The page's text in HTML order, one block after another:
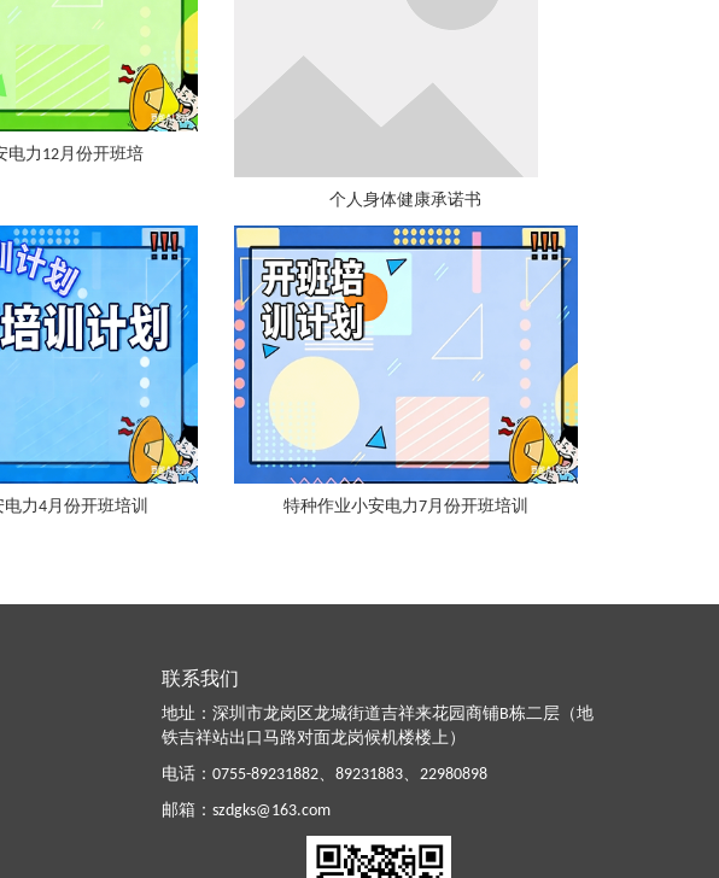
电力12月份开班培
个人身体健康承诺书
力4月份开班培训 特种作业小安电力7月份开班培训
联系我们
地址：深圳市龙岗区龙城街道吉祥来花园商铺B栋二层（地
铁吉祥站出口马路对面龙岗候机楼楼上）
电话： 0755-89231882、 89231883、 22980898
邮箱： szdgks@163.com